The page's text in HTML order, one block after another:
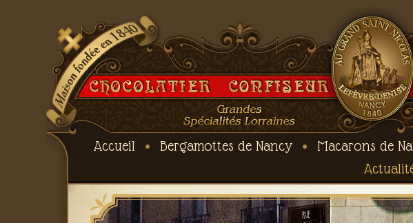
Accueil Bergamottes de Nancy Macarons de